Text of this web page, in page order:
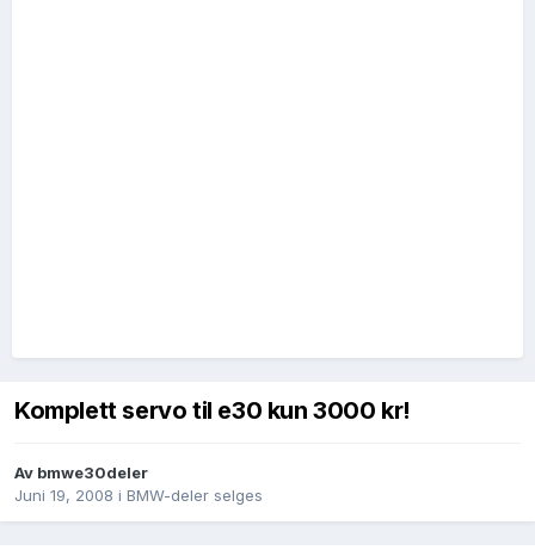
Komplett servo til e30 kun 3000 kr!
Av bmwe30deler
Juni 19, 2008 i BMW-deler selges